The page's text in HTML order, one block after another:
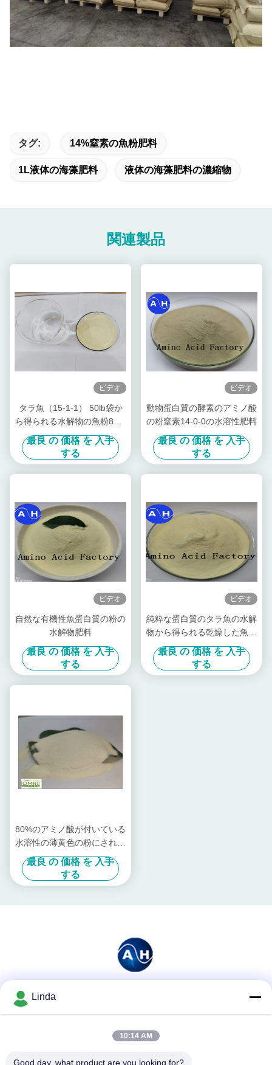
タグ: 14%窒素の魚粉肥料
1L液体の海藻肥料 液体の海藻肥料の濃縮物
関連製品
ビデオ
タラ魚（15-1-1） 50lb袋か
ら得られる水解物の魚粉80%
蛋白質の粉
最良 の 価格 を 入手
する
ビデオ
動物蛋白質の酵素のアミノ酸
の粉窒素14-0-0の水溶性肥料
最良 の 価格 を 入手
する
ビデオ
自然な有機性魚蛋白質の粉の
水解物肥料
最良 の 価格 を 入手
する
ビデオ
純粋な蛋白質のタラ魚の水解
物から得られる乾燥した魚粉
肥料
最良 の 価格 を 入手
する
80%のアミノ酸が付いている
水溶性の薄黄色の粉にされた
魚蛋白質肥料
最良 の 価格 を 入手
する
迅速な連絡
Linda
10:14 AM
Good day, what product are you looking for?